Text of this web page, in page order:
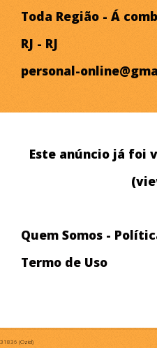
Toda Região - Á
RJ - RJ
personal-
Este anúncio já foi
Quem Somos -
Termo de Uso
31836 (Oziel)